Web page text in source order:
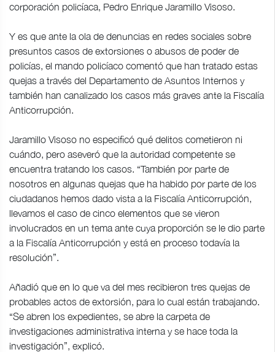
corporación policíaca, Pedro Enrique Jaramillo Visoso.
Y es que ante la ola de denuncias en redes sociales sobre
presuntos casos de extorsiones o abusos de poder de
policías, el mando policíaco comentó que han tratado estas
quejas a través del Departamento de Asuntos Internos y
también han canalizado los casos más graves ante la Fiscalía
Anticorrupción.
Jaramillo Visoso no especificó qué delitos cometieron ni
cuándo, pero aseveró que la autoridad competente se
encuentra tratando los casos. “También por parte de
nosotros en algunas quejas que ha habido por parte de los
ciudadanos hemos dado vista a la Fiscalía Anticorrupción,
llevamos el caso de cinco elementos que se vieron
involucrados en un tema ante cuya proporción se le dio parte
a la Fiscalía Anticorrupción y está en proceso todavía la
resolución”.
Añadió que en lo que va del mes recibieron tres quejas de
probables actos de extorsión, para lo cual están trabajando.
“Se abren los expedientes, se abre la carpeta de
investigaciones administrativa interna y se hace toda la
investigación”, explicó.